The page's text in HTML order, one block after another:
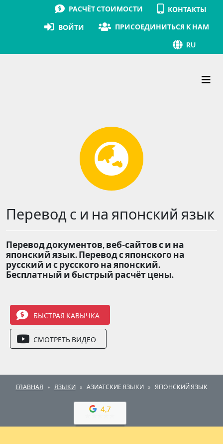
РАСЧЁТ СТОИМОСТИ КОНТАКТЫ
ВОЙТИ ПРИСОЕДИНИТЬСЯ К НАМ
RU
Перевод с и на японский язык
Перевод документов, веб-сайтов с и на
японский язык. Перевод с японского на
русский и с русского на японский.
Бесплатный и быстрый расчёт цены.
БЫСТРАЯ КАВЫЧКА
СМОТРЕТЬ ВИДЕО
ГЛАВНАЯ ЯЗЫКИ АЗИАТСКИЕ ЯЗЫКИ ЯПОНСКИЙ ЯЗЫК
4,7